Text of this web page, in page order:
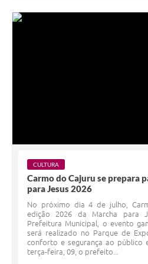
CULTURA
Carmo do Cajuru se prepara
para Jesus 2026
No próximo dia 4 de julho,
edição 2026 da Marcha para
Prefeitura Municipal, o evento
será realizado no Parque de
conforto e segurança ao público
terça-feira, 09, o prefeito...